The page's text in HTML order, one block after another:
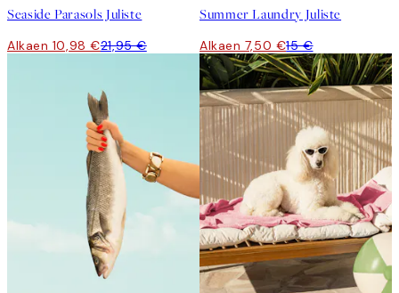
Seaside Parasols Juliste
Alkaen 10,98 €21,95 €
Summer Laundry Juliste
Alkaen 7,50 €15 €